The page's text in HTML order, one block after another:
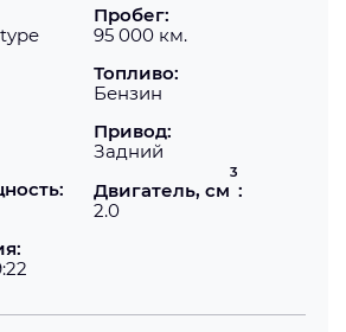
Пробег:
95 000 км.
Топливо:
Бензин
Привод:
Задний
Двигатель, см
3
:
2.0